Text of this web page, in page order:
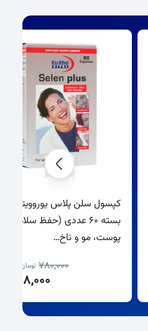
کپسول سلن پلاس یوروویتال
بسته 60 عددی (حفظ سلامت
پوست، مو و ناخ…
780,000 تومان
298,000